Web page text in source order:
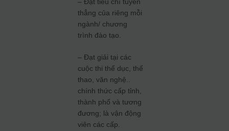
– Đạt tiêu chí tuyển
thẳng của riêng mỗi
ngành/ chương
trình đào tạo.
– Đạt giải tại các
cuộc thi thể dục, thể
thao, văn nghệ..
chính thức cấp tỉnh,
thành phố và tương
đương; là vận động
viên các cấp.